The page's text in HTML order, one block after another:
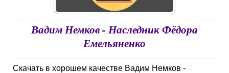
Вадим Немков - Наследник Фёдора
Емельяненко
Скачать в хорошем качестве Вадим Немков -